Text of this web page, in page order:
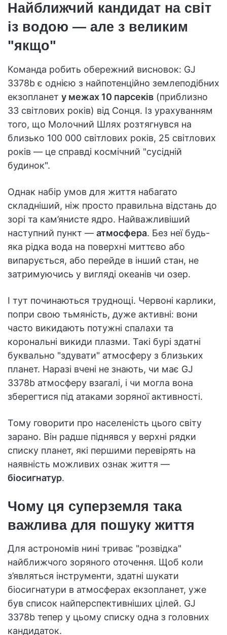
Найближчий кандидат на світ
із водою — але з великим
"якщо"
Команда робить обережний висновок: GJ
3378b є однією з найпотенційно землеподібних
екзопланет у межах 10 парсеків (приблизно
33 світлових років) від Сонця. Із урахуванням
того, що Молочний Шлях розтягнувся на
близько 100 000 світлових років, 25 світлових
років — це справді космічний "сусідній
будинок".
Однак набір умов для життя набагато
складніший, ніж просто правильна відстань до
зорі та кам’янисте ядро. Найважливіший
наступний пункт — атмосфера. Без неї будь-
яка рідка вода на поверхні миттєво або
випарується, або перейде в інший стан, не
затримуючись у вигляді океанів чи озер.
І тут починаються труднощі. Червоні карлики,
попри свою тьмяність, дуже активні: вони
часто викидають потужні спалахи та
корональні викиди плазми. Такі бурі здатні
буквально "здувати" атмосферу з близьких
планет. Наразі вчені не знають, чи має GJ
3378b атмосферу взагалі, і чи могла вона
зберегтися під атаками зоряної активності.
Тому говорити про населеність цього світу
зарано. Він радше піднявся у верхні рядки
списку планет, які першими перевірять на
наявність можливих ознак життя —
біосигнатур.
Чому ця суперземля така
важлива для пошуку життя
Для астрономів нині триває "розвідка"
найближчого зоряного оточення. Щоб коли
з’являться інструменти, здатні шукати
біосигнатури в атмосферах екзопланет, уже
був список найперспективніших цілей. GJ
3378b тепер у цьому списку одна з головних
кандидаток.